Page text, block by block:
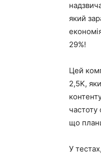
який
29%!
Цей
2,5K,
що
У